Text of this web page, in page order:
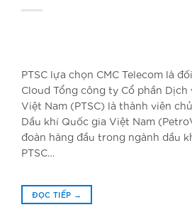
PTSC lựa chọn CMC Telecom là
Cloud Tổng công ty Cổ phần
Việt Nam (PTSC) là thành viên
Dầu khí Quốc gia Việt Nam
đoàn hàng đầu trong ngành dầu
PTSC…
ĐỌC TIẾP →